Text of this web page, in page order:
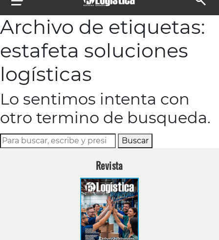
Archivo de etiquetas:
estafeta soluciones
logísticas
Lo sentimos intenta con
otro termino de busqueda.
Buscar
Revista